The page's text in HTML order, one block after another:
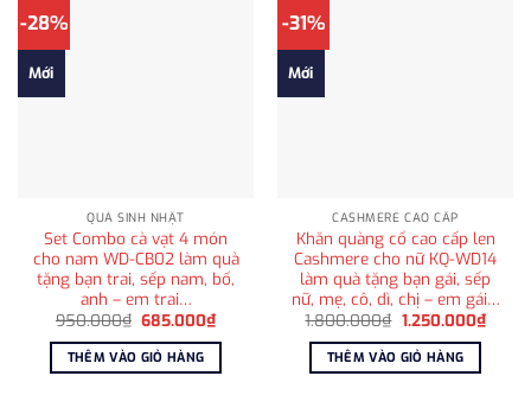
-28%
Mới
QUÀ SINH NHẬT
Set Combo cà vạt 4 món
cho nam WD-CB02 làm quà
tặng bạn trai, sếp nam, bố,
anh – em trai…
950.000₫ Giá
là:
950.000₫.
685.000₫Giá
hiện
tại
685.000₫.
THÊM VÀO GIỎ HÀNG
-31%
Mới
CASHMERE CAO CẤP
Khăn quàng cổ cao cấp len
Cashmere cho nữ KQ-WD14
làm quà tặng bạn gái, sếp
nữ, mẹ, cô, dì, chị – em gái…
1.800.000₫ Giá
là:
1.800.000₫.
1.250.000₫Giá
hiện
THÊM VÀO GIỎ HÀNG